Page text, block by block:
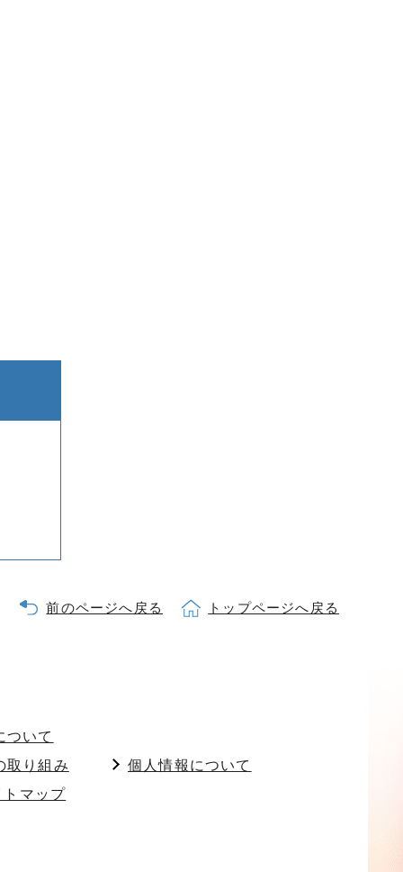
前のページへ戻る トップページへ戻る
ついて
取り組み
個人情報について
トマップ